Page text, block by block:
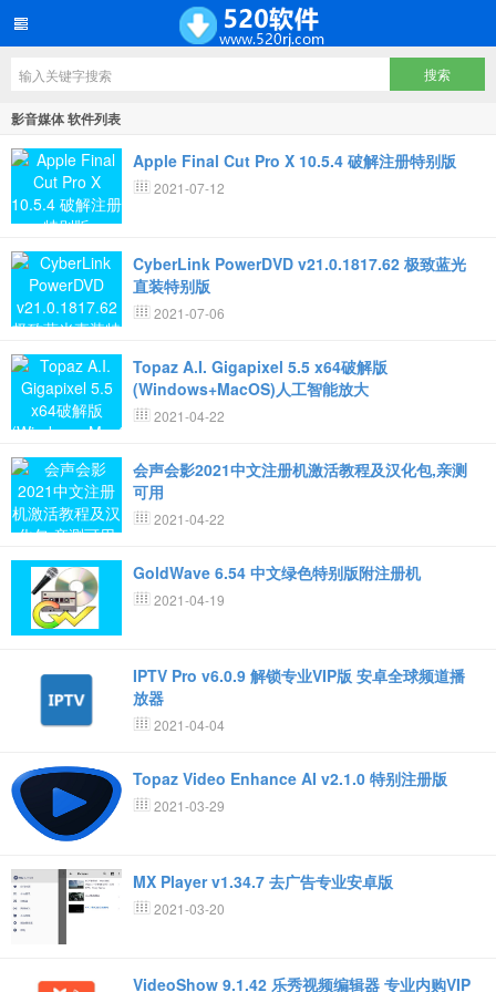
影音媒体 软件列表
Apple Final Cut Pro X 10.5.4 破解注册特别版
2021-07-12
CyberLink PowerDVD v21.0.1817.62 极致蓝光
直装特别版
2021-07-06
Topaz A.I. Gigapixel 5.5 x64破解版
(Windows+MacOS)人工智能放大
2021-04-22
会声会影2021中文注册机激活教程及汉化包,亲测
可用
2021-04-22
GoldWave 6.54 中文绿色特别版附注册机
2021-04-19
IPTV Pro v6.0.9 解锁专业VIP版 安卓全球频道播
放器
2021-04-04
Topaz Video Enhance AI v2.1.0 特别注册版
2021-03-29
MX Player v1.34.7 去广告专业安卓版
2021-03-20
VideoShow 9.1.42 乐秀视频编辑器 专业内购VIP